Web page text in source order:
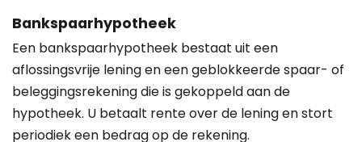
Bankspaarhypotheek
Een bankspaarhypotheek bestaat uit een
aflossingsvrije lening en een geblokkeerde spaar- of
beleggingsrekening die is gekoppeld aan de
hypotheek. U betaalt rente over de lening en stort
periodiek een bedrag op de rekening.